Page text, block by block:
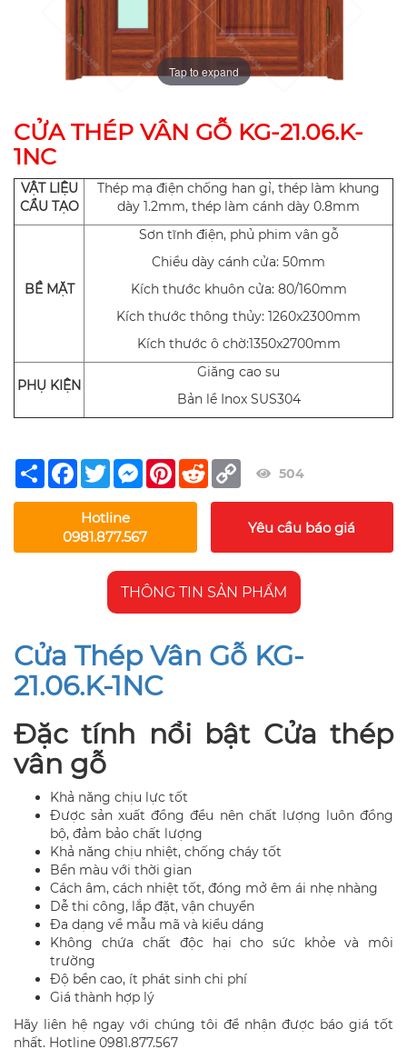
Tap to expand
CỬA THÉP VÂN GỖ KG-21.06.K-
1NC
VẬT LIỆU
CẨU TẠO
Thép mạ điện chống han gỉ, thép làm khung
dày 1.2mm, thép làm cánh dày 0.8mm
BỀ MẶT
Sơn tĩnh điện, phủ phim vân gỗ
Chiều dày cánh cửa: 50mm
Kích thước khuôn cửa: 80/160mm
Kích thước thông thủy: 1260x2300mm
Kích thước ô chờ:1350x2700mm
PHỤ KIỆN
Giăng cao su
Bản lề Inox SUS304
Share Facebook
TwitterMessengerPinterest
Reddit Copy
Link
504
Hotline
0981.877.567
Yêu cầu báo giá
THÔNG TIN SẢN PHẨM
Cửa Thép Vân Gỗ KG-
21.06.K-1NC
Đặc tính nổi bật Cửa thép
vân gỗ
Khả năng chịu lực tốt
Được sản xuất đồng đều nên chất lượng luôn đồng
bộ, đảm bảo chất lượng
Khả năng chịu nhiệt, chống cháy tốt
Bền màu với thời gian
Cách âm, cách nhiệt tốt, đóng mở êm ái nhẹ nhàng
Dễ thi công, lắp đặt, vận chuyển
Đa dạng về mẫu mã và kiểu dáng
Không chứa chất độc hại cho sức khỏe và môi
trường
Độ bền cao, ít phát sinh chi phí
Giá thành hợp lý
Hãy liên hệ ngay với chúng tôi để nhận được báo giá tốt
nhất. Hotline 0981.877.567